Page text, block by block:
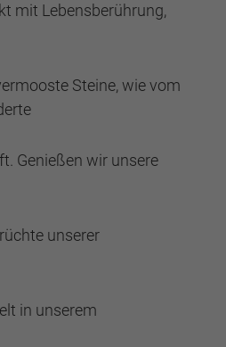
mit Lebensberührung,
Steine, wie vom
Genießen wir unsere
unserer
in unserem